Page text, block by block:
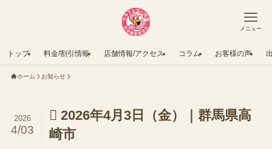
メニュー
トップ 料金/割引情報 店舗情報/アクセス コラム お客様の声
ホーム お知らせ
 2026年4月3日（金）｜群馬県高
崎市
2026
4/03